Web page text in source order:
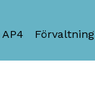
Förvaltning